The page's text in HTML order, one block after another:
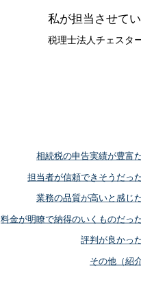
私が担当させて
税理士法人チェスタ
相続税の申告実績が豊富
担当者が信頼できそうだっ
業務の品質が高いと感じ
料金が明瞭で納得のいくものだっ
評判が良かっ
その他（紹